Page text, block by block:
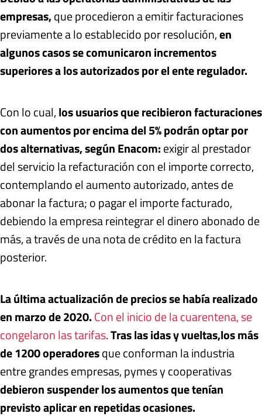
empresas,que procedieron a emitir facturaciones
previamente a lo establecido por resolución,en
algunos casos se comunicaron incrementos
superiores a los autorizados por el ente regulador.
Con lo cual,los usuarios que recibieron facturaciones
con aumentos por encima del 5% podrán optar por
dos alternativas, según Enacom:exigir al prestador
del servicio la refacturación con el importe correcto,
contemplando el aumento autorizado, antes de
abonar la factura; o pagar el importe facturado,
debiendo la empresa reintegrar el dinero abonado de
más, a través de una nota de crédito en la factura
posterior.
La última actualización de precios se había realizado
en marzo de 2020.Con el inicio de la cuarentena, se
congelaron las tarifas.Tras las idas y vueltas,los más
de 1200 operadoresque conforman la industria
entre grandes empresas, pymes y cooperativas
debieron suspender los aumentos que tenían
previsto aplicar en repetidas ocasiones.